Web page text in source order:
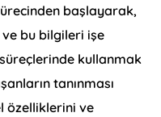
başlayarak,
ve bu bilgileri işe
kullanmak
tanınması
özelliklerini ve